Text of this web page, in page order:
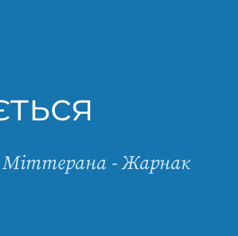
Міттерана - Жарнак